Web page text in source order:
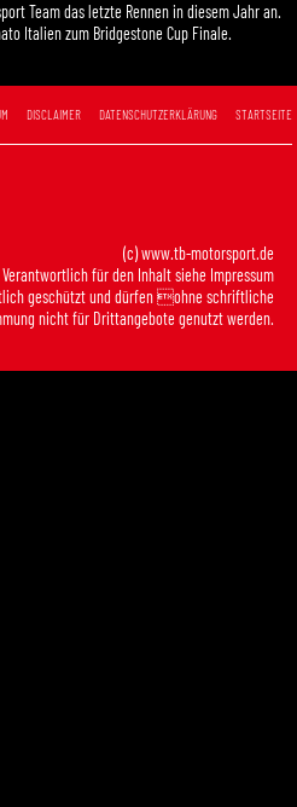
Team das letzte Rennen in diesem Jahr an.
Italien zum Bridgestone Cup Finale.
STARTSEITE
DATENSCHUTZERKLÄRUNG
DISCLAIMER
(c) www.tb-motorsport.de
Verantwortlich für den Inhalt siehe Impressum
geschützt und dürfen ohne schriftliche
nicht für Drittangebote genutzt werden.